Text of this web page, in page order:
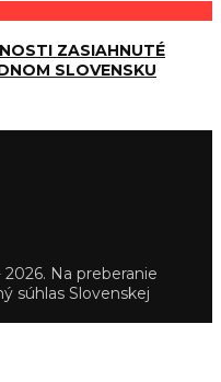
ZASIAHNUTÉ
SLOVENSKU
Na preberanie
súhlas Slovenskej